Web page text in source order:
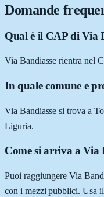
Domande
Qual è il CAP di Via
Via Bandiasse rientra nel
In quale comune e
Via Bandiasse si trova a
Liguria.
Come si arriva a Via
Puoi raggiungere Via
con i mezzi pubblici. Usa